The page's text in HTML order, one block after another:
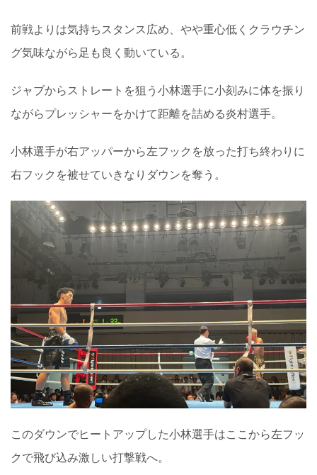
前戦よりは気持ちスタンス広め、やや重心低くクラウチン
グ気味ながら足も良く動いている。
ジャブからストレートを狙う小林選手に小刻みに体を振り
ながらプレッシャーをかけて距離を詰める炎村選手。
小林選手が右アッパーから左フックを放った打ち終わりに
右フックを被せていきなりダウンを奪う。
このダウンでヒートアップした小林選手はここから左フッ
クで飛び込み激しい打撃戦へ。